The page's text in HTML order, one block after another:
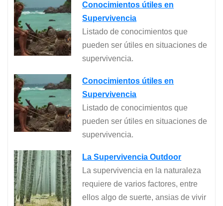
Conocimientos útiles en
Supervivencia
Listado de conocimientos que
pueden ser útiles en situaciones de
supervivencia.
Conocimientos útiles en
Supervivencia
Listado de conocimientos que
pueden ser útiles en situaciones de
supervivencia.
La Supervivencia Outdoor
La supervivencia en la naturaleza
requiere de varios factores, entre
ellos algo de suerte, ansias de vivir